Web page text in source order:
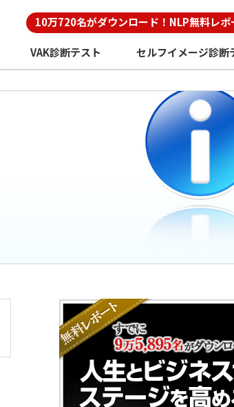
10万720名がダウンロード！NLP無料レポ
VAK診断テスト セルフイメージ診断